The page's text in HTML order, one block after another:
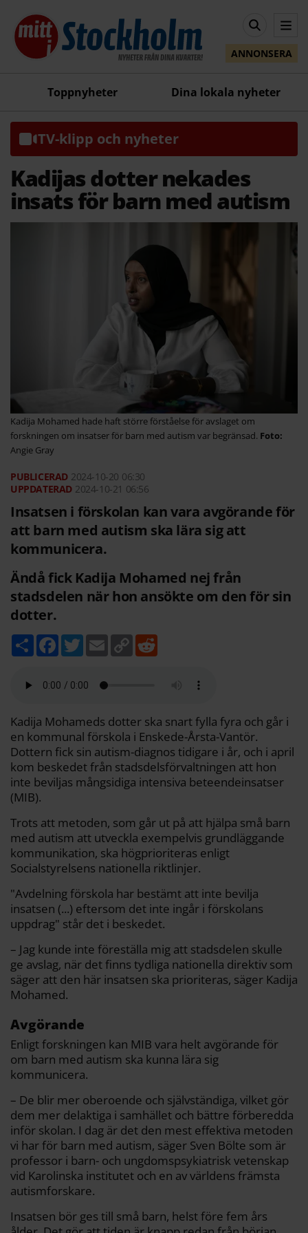
ANNONSERA
Toppnyheter Dina lokala nyheter
TV-klipp och nyheter
Kadijas dotter nekades
insats för barn med autism
Kadija Mohamed hade haft större förståelse för avslaget om
forskningen om insatser för barn med autism var begränsad.
Angie Gray
2024-10-20 06:30
2024-10-21 06:56
Insatsen i förskolan kan vara avgörande för
att barn med autism ska lära sig att
kommunicera.
Ändå fick Kadija Mohamed nej från
stadsdelen när hon ansökte om den för sin
dotter.
D
e
F
b
k
T
w
t
E
m
C
o
k
Kadija Mohameds dotter ska snart fylla fyra och går i
en kommunal förskola i Enskede-Årsta-Vantör.
Dottern fick sin autism-diagnos tidigare i år, och i april
kom beskedet från stadsdelsförvaltningen att hon
inte beviljas mångsidiga intensiva beteendeinsatser
(MIB).
Trots att metoden, som går ut på att hjälpa små barn
med autism att utveckla exempelvis grundläggande
kommunikation, ska högprioriteras enligt
Socialstyrelsens nationella riktlinjer.
"Avdelning förskola har bestämt att inte bevilja
insatsen (...) eftersom det inte ingår i förskolans
uppdrag" står det i beskedet.
– Jag kunde inte föreställa mig att stadsdelen skulle
ge avslag, när det finns tydliga nationella direktiv som
säger att den här insatsen ska prioriteras, säger Kadija
Mohamed.
Avgörande
Enligt forskningen kan MIB vara helt avgörande för
om barn med autism ska kunna lära sig
kommunicera.
– De blir mer oberoende och självständiga, vilket gör
dem mer delaktiga i samhället och bättre förberedda
inför skolan. I dag är det den mest effektiva metoden
vi har för barn med autism, säger Sven Bölte som är
professor i barn- och ungdomspsykiatrisk vetenskap
vid Karolinska institutet och en av världens främsta
autismforskare.
Insatsen bör ges till små barn, helst före fem års